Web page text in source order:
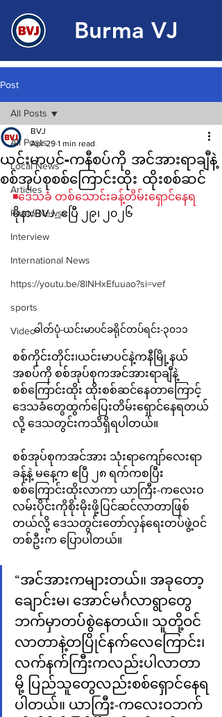
Burma VJ
Post
All Posts
Local News
Articles
Photo News
Interview
International News
https://youtu.be/8lNHxEfuuao?si=vef
sports
Video
All Posts
ယင်းမာပင်-ကနီစပ်ကို အင်အားရာချီနဲ့
စစ်အုပ်စုစစ်ကြောင်းထိုး ထိုးစစ်ဆင်
BVJ
Apr 29 1 min read
◾️ဒေသခံ တစ်သောင်းခန့်တိမ်းရှောင်နေရ
မိုနာ/BVJ_ဧပြီ ၂၉၊ ၂၀၂၆
ဓါတ်ပုံ-ယင်းမာပင်ခရိုင်တပ်ရင်း-၃၀၁၁
စစ်ကိုင်းတိုင်း၊ယင်းမာပင်နဲ့ကနီမြို့နယ်
အစပ်ကို စစ်အုပ်စုကအင်အားရာချီနဲ့
စစ်ကြောင်းထိုး ထိုးစစ်ဆင်နေတာကြောင့်
ဒေသခံတွေထွက်ပြေးတိမ်း‌ရှောင်နေရတယ်
လို့ ဒေသတွင်းကသိရှိရပါတယ်။
စစ်အုပ်စုကအင်အား သုံးရာကျော်လေးရာ
ခန့်နဲ့ မနေ့က ဧပြီ ၂၈ ရက်ကစပြီး
စစ်ကြောင်းထိုးလာကာ ယာကြီး-ကလေးဝ
လမ်းပိုင်းကိုစိုးမိုးဖို့ပြင်ဆင်လာတာဖြစ်
တယ်လို့ ဒေသတွင်းတော်လှန်ရေးတပ်ဖွဲ့ဝင်
တစ်ဦးက ပြောပါတယ်။
“အင်အားကများတယ်။ အခုတော့
ချောင်းမ၊ အောင်မင်္ဂလာရွာတွေ
ဘက်မှာတပ်စွဲနေတယ်။ သူတို့ဝင်
လာတာနဲ့တပြိုင်နက်လေကြောင်း၊
လက်နက်ကြီးကလည်းပါလာတာ
မို့ ပြည်သူတွေလည်းစစ်ရှောင်နေရ
ပါတယ်။ ယာကြီး-ကလေးဝဘက်